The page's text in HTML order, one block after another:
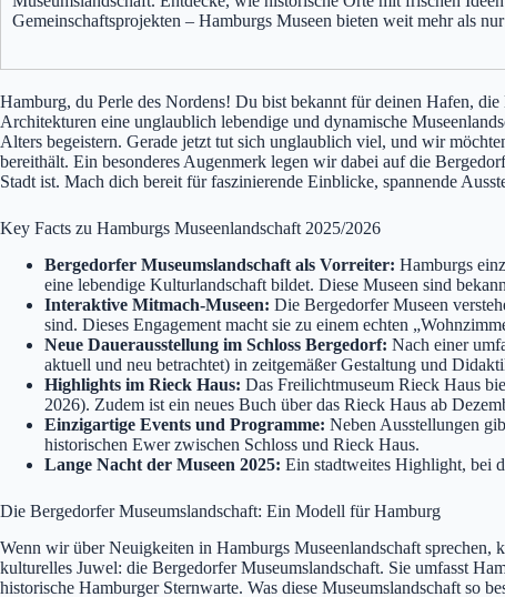
Gemeinschaftsprojekten – Hamburgs Museen bieten weit mehr als
Hamburg, du Perle des Nordens! Du bist bekannt für deinen Hafen,
Architekturen eine unglaublich lebendige und dynamische
Alters begeistern. Gerade jetzt tut sich unglaublich viel, und wir
bereithält. Ein besonderes Augenmerk legen wir dabei auf die
Stadt ist. Mach dich bereit für faszinierende Einblicke, spannende
Key Facts zu Hamburgs Museenlandschaft 2025/2026
Bergedorfer Museumslandschaft als Vorreiter: Hamburgs
eine lebendige Kulturlandschaft bildet. Diese Museen sind
Interaktive Mitmach-Museen: Die Bergedorfer Museen
sind. Dieses Engagement macht sie zu einem echten
Neue Dauerausstellung im Schloss Bergedorf: Nach einer
aktuell und neu betrachtet) in zeitgemäßer Gestaltung und
Highlights im Rieck Haus: Das Freilichtmuseum Rieck Haus
2026). Zudem ist ein neues Buch über das Rieck Haus ab
Einzigartige Events und Programme: Neben Ausstellungen
historischen Ewer zwischen Schloss und Rieck Haus.
Lange Nacht der Museen 2025: Ein stadtweites Highlight, bei
Die Bergedorfer Museumslandschaft: Ein Modell für Hamburg
Wenn wir über Neuigkeiten in Hamburgs Museenlandschaft
kulturelles Juwel: die Bergedorfer Museumslandschaft. Sie umfasst
historische Hamburger Sternwarte. Was diese Museumslandschaft so